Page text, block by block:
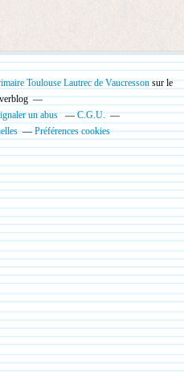
Toulouse Lautrec de Vaucressonsur le
un abus
C.G.U.
Préférences cookies